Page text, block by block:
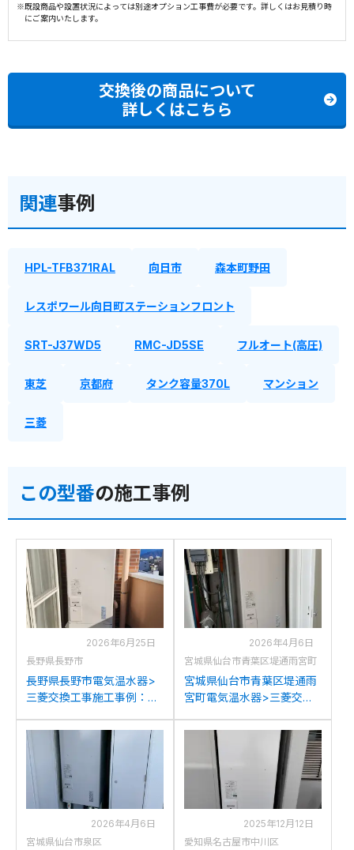
※既設商品や設置状況によっては別途オプション工事費が必要です。詳しくはお見積り時
にご案内いたします。
交換後の商品について
詳しくはこちら
関連事例
HPL-TFB371RAL 向日市 森本町野田
レスポワール向日町ステーションフロント
SRT-J37WD5 RMC-JD5SE フルオート(高圧)
東芝 京都府 タンク容量370L マンション
三菱
この型番の施工事例
2026年6月25日
長野県長野市
長野県長野市電気温水器>
三菱交換工事施工事例：三
SRT-J37WD5への交換
2026年4月6日
宮城県仙台市青葉区堤通雨宮町
宮城県仙台市青葉区堤通雨
宮町電気温水器>三菱交換
2TFB464SRAUから三菱
SRT-J37WD5への交換
2026年4月6日
宮城県仙台市泉区
2025年12月12日
愛知県名古屋市中川区